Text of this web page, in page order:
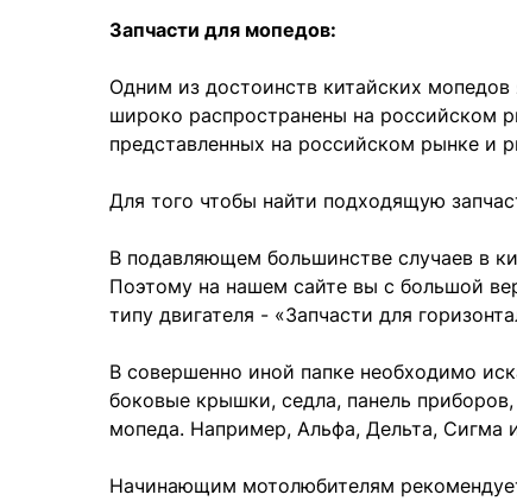
Запчасти для мопедов:
Одним из достоинств китайских
широко распространены на российском
представленных на российском рынке и
Для того чтобы найти подходящую
В подавляющем большинстве случаев в
Поэтому на нашем сайте вы с большой
типу двигателя - «Запчасти для
В совершенно иной папке необходимо
боковые крышки, седла, панель
мопеда. Например, Альфа, Дельта, Сигма
Начинающим мотолюбителям